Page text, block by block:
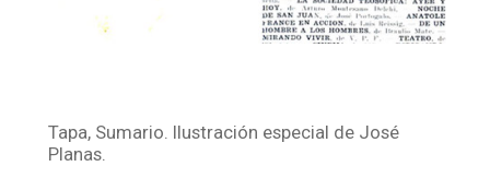
Tapa, Sumario. Ilustración especial de José
Planas.